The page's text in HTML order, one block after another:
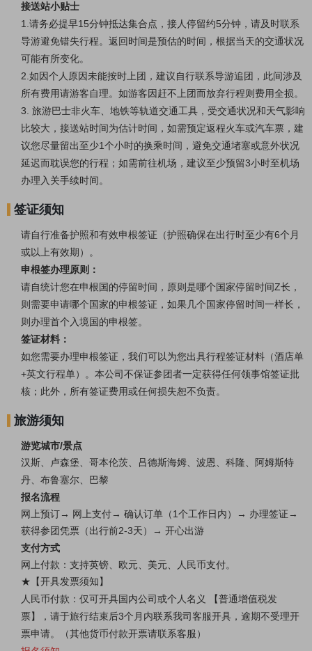
接送站小贴士
1.请务必提早15分钟抵达集合点，接人停留约5分钟，请及时联系
导游避免错失行程。 返回时间是预估的时间，根据当天的交通状况
可能有所变化。
2.如因个人原因未能按时上团，建议自行联系导游追团，此间涉及
所有费用请游客自理。如游客因赶不上团而放弃行程则费用全损。
3. 旅游巴士非火车、地铁等轨道交通工具，受交通状况和天气影响
比较大，接送站时间为估计时间，如需预定返程火车或汽车票，建
议您尽量留出至少1个小时的换乘时间，避免交通堵塞或意外状况
延迟而耽误您的行程；如需前往机场，建议至少预留3小时至机场
办理入关手续时间。
签证须知
请自行准备护照和有效申根签证 （护照确保在出行时至少有6个月
或以上有效期） 。
申根签办理原则：
请自统计您在申根国的停留时间，原则是哪个国家停留时间Z长，
则需要申请哪个国家的申根签证，如果几个国家停留时间一样长，
则办理首个入境国的申根签。
签证材料：
如您需要办理申根签证，我们可以为您出具行程签证材料（酒店单
+英文行程单）。本公司不保证参团者一定获得任何领事馆签证批
核；此外，所有签证费用或任何损失恕不负责。
旅游须知
游览城市/景点
汉斯、卢森堡、哥本伦茨、吕德斯海姆、 波恩、科隆、阿姆斯特
丹、布鲁塞尔、巴黎
报名流程
网上预订→ 网上支付→ 确认订单（1个工作日内）→ 办理签证→
获得参团凭票（出行前2-3天）
→ 开心出游
支付方式
网上付款：支持英镑、欧元、美元、人民币支付。
★【开具发票须知】
人民币付款：仅可开具国内公司或个人名义 【普通增值税发
票】，请于旅行结束后3个月内联系我司客服开具，逾期不受理开
票申请。（其他货币付款开票请联系客服）